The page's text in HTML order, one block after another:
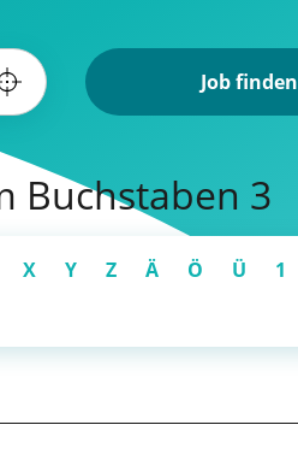
Job finden
Buchstaben 3
X Y Z Ä Ö Ü 1